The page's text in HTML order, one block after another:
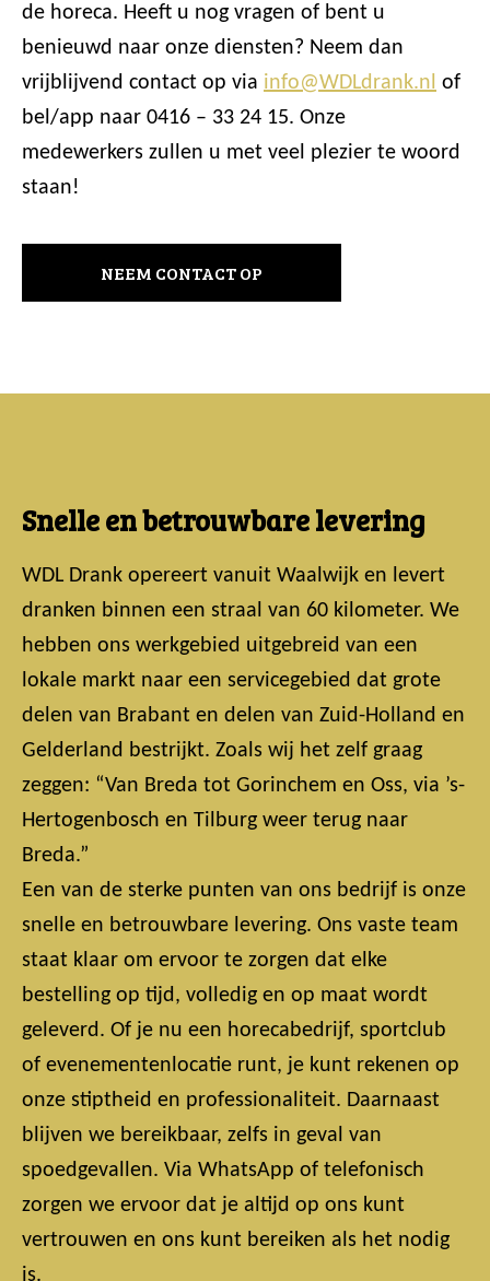
de horeca. Heeft u nog vragen of bent u
benieuwd naar onze diensten? Neem dan
vrijblijvend contact op via info@WDLdrank.nl of
bel/app naar 0416 – 33 24 15. Onze
medewerkers zullen u met veel plezier te woord
staan!
NEEM CONTACT OP
Snelle en betrouwbare levering
WDL Drank opereert vanuit Waalwijk en levert
dranken binnen een straal van 60 kilometer. We
hebben ons werkgebied uitgebreid van een
lokale markt naar een servicegebied dat grote
delen van Brabant en delen van Zuid-Holland en
Gelderland bestrijkt. Zoals wij het zelf graag
zeggen: “Van Breda tot Gorinchem en Oss, via ’s-
Hertogenbosch en Tilburg weer terug naar
Breda.”
Een van de sterke punten van ons bedrijf is onze
snelle en betrouwbare levering. Ons vaste team
staat klaar om ervoor te zorgen dat elke
bestelling op tijd, volledig en op maat wordt
geleverd. Of je nu een horecabedrijf, sportclub
of evenementenlocatie runt, je kunt rekenen op
onze stiptheid en professionaliteit. Daarnaast
blijven we bereikbaar, zelfs in geval van
spoedgevallen. Via WhatsApp of telefonisch
zorgen we ervoor dat je altijd op ons kunt
vertrouwen en ons kunt bereiken als het nodig
is.